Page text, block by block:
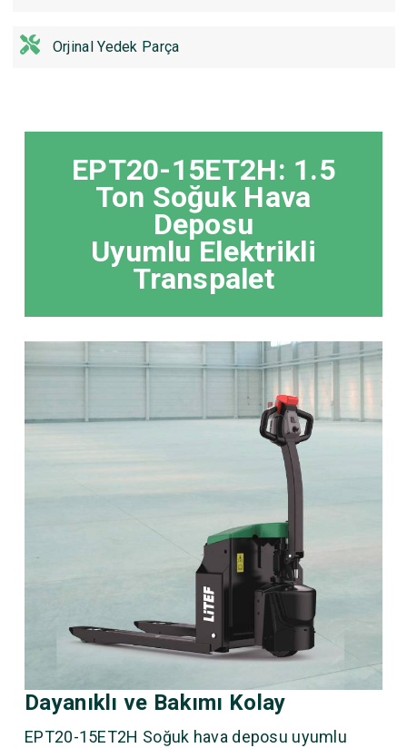
Orjinal Yedek Parça
EPT20-15ET2H: 1.5
Ton Soğuk Hava
Deposu
Uyumlu Elektrikli
Transpalet
Dayanıklı ve Bakımı Kolay
EPT20-15ET2H Soğuk hava deposu uyumlu